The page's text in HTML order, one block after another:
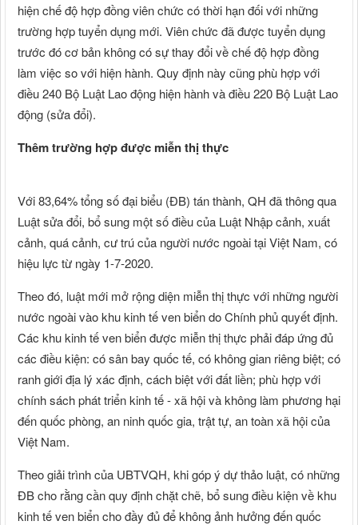
hiện chế độ hợp đồng viên chức có thời hạn đối với những
trường hợp tuyển dụng mới. Viên chức đã được tuyển dụng
trước đó cơ bản không có sự thay đổi về chế độ hợp đồng
làm việc so với hiện hành. Quy định này cũng phù hợp với
điều 240 Bộ Luật Lao động hiện hành và điều 220 Bộ Luật Lao
động (sửa đổi).
Thêm trường hợp được miễn thị thực
Với 83,64% tổng số đại biểu (ĐB) tán thành, QH đã thông qua
Luật sửa đổi, bổ sung một số điều của Luật Nhập cảnh, xuất
cảnh, quá cảnh, cư trú của người nước ngoài tại Việt Nam, có
hiệu lực từ ngày 1-7-2020.
Theo đó, luật mới mở rộng diện miễn thị thực với những người
nước ngoài vào khu kinh tế ven biển do Chính phủ quyết định.
Các khu kinh tế ven biển được miễn thị thực phải đáp ứng đủ
các điều kiện: có sân bay quốc tế, có không gian riêng biệt; có
ranh giới địa lý xác định, cách biệt với đất liền; phù hợp với
chính sách phát triển kinh tế - xã hội và không làm phương hại
đến quốc phòng, an ninh quốc gia, trật tự, an toàn xã hội của
Việt Nam.
Theo giải trình của UBTVQH, khi góp ý dự thảo luật, có những
ĐB cho rằng cần quy định chặt chẽ, bổ sung điều kiện về khu
kinh tế ven biển cho đầy đủ để không ảnh hưởng đến quốc